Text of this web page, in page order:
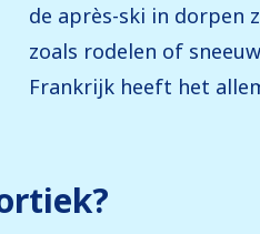
Frankrijk heeft het